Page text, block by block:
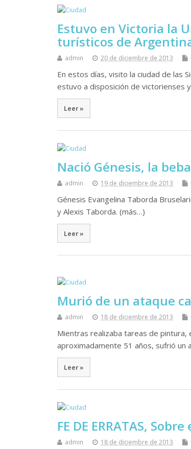
Estuvo en Victoria la
turísticos de
admin 20 de diciembre de 2013
En estos días, visito la ciudad de las
estuvo a disposición de victorienses
Leer »
Nació Génesis, la
admin 19 de diciembre de 2013
Génesis Evangelina Taborda
y Alexis Taborda. (más…)
Leer »
Murió de un ataque
admin 18 de diciembre de 2013
Mientras realizaba tareas de pintura,
aproximadamente 51 años, sufrió un
Leer »
FE DE ERRATAS,
admin 18 de diciembre de 2013